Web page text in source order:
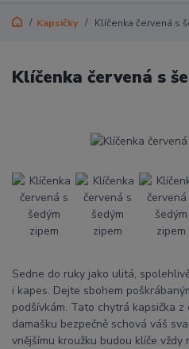
Kapsičky Klíčenka červená s
Klíčenka červená s
Sedne do ruky jako ulitá,
i kapes. Dejte sbohem
podšívkám. Tato chytrá kapsička
damašku bezpečně schová váš
vnějšímu kroužku budou klíče vždy